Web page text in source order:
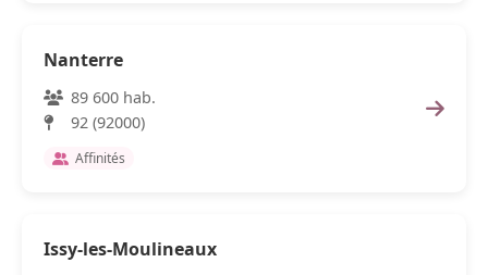
Nanterre
89 600 hab.
92 (92000)
Affinités
Issy-les-Moulineaux